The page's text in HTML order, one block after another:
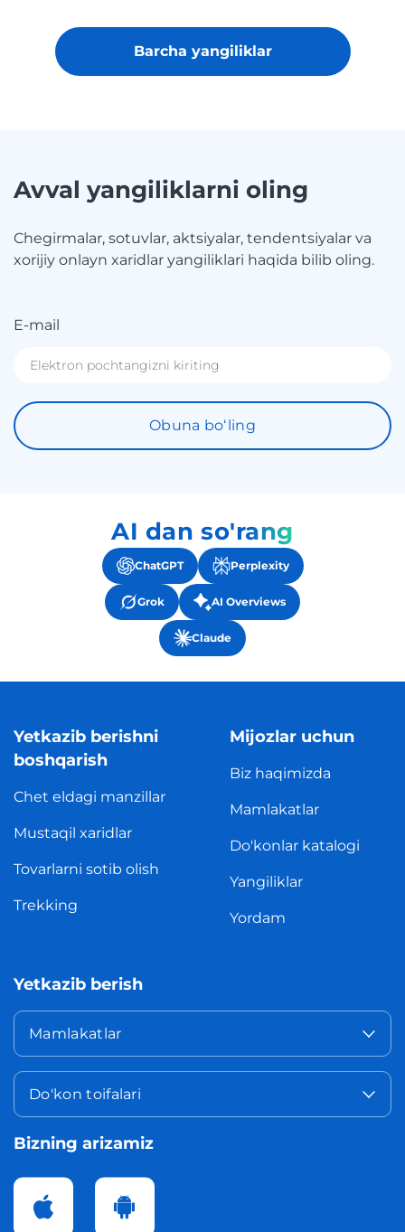
Barcha yangiliklar
Avval yangiliklarni oling
Chegirmalar, sotuvlar, aktsiyalar, tendentsiyalar va
xorijiy onlayn xaridlar yangiliklari haqida bilib oling.
E-mail
Obuna boʻling
AI dan so'rang
ChatGPT Perplexity
Grok AI Overviews
Claude
Yetkazib berishni
boshqarish
Chet eldagi manzillar
Mustaqil xaridlar
Tovarlarni sotib olish
Trekking
Mijozlar uchun
Biz haqimizda
Mamlakatlar
Do'konlar katalogi
Yangiliklar
Yordam
Yetkazib berish
Mamlakatlar
Do'kon toifalari
Bizning arizamiz